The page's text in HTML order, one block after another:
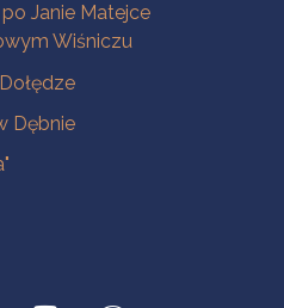
Janie Matejce
Wiśniczu
Dębnie